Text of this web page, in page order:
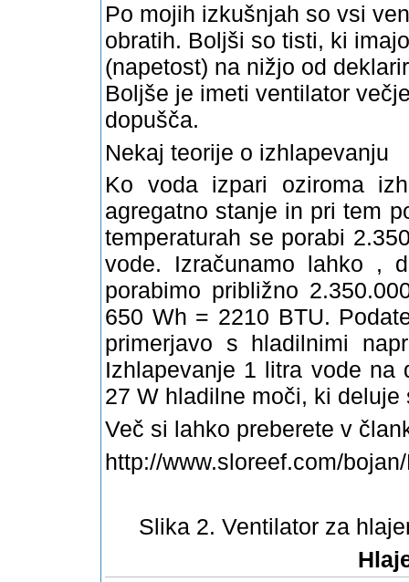
Po mojih izkušnjah so vsi
obratih. Boljši so tisti, ki
(napetost) na nižjo od
Boljše je imeti ventilator
dopušča.
Nekaj teorije o izhlapevanju
Ko voda izpari oziroma
agregatno stanje in pri tem
temperaturah se porabi
vode. Izračunamo lahko ,
porabimo približno
650 Wh = 2210 BTU.
primerjavo s hladilnimi
Izhlapevanje 1 litra vode
27 W hladilne moči, ki
Več si lahko preberete v
http://www.sloreef.com/
Slika 2. Ventilator za